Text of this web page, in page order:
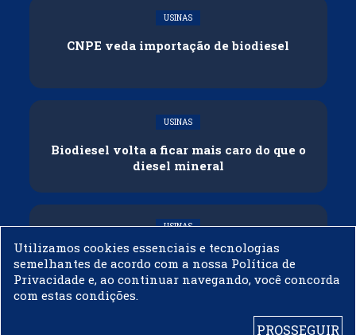
USINAS
CNPE veda importação de biodiesel
USINAS
Biodiesel volta a ficar mais caro do que o
diesel mineral
USINAS
[Artigo] O triunfo da biologia:
previsibilidade e ciência como motor para
o futuro do biodiesel no Brasil
Utilizamos cookies essenciais e tecnologias
semelhantes de acordo com a nossa Política de
Privacidade e, ao continuar navegando, você concorda
com estas condições.
PROSSEGUIR